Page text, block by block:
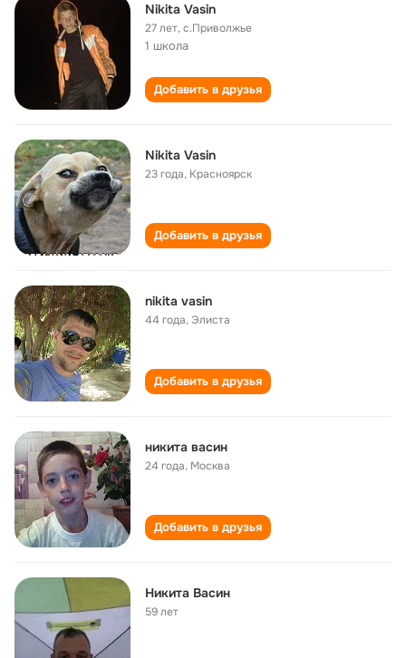
Nikita Vasin
27 лет,с.Приволжье
1 школа
Добавить в друзья
Nikita Vasin
23 года, Красноярск
Добавить в друзья
nikita vasin
44 года, Элиста
Добавить в друзья
никита васин
24 года, Москва
Добавить в друзья
Никита Васин
59 лет